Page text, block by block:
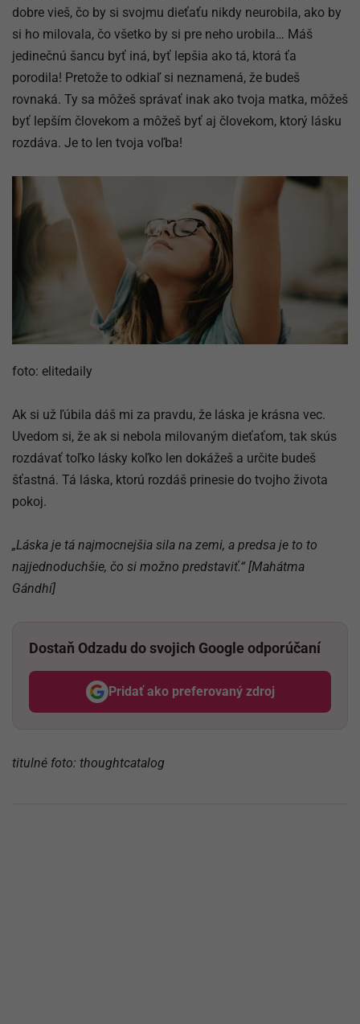
dobre vieš, čo by si svojmu dieťaťu nikdy neurobila, ako by
si ho milovala, čo všetko by si pre neho urobila… Máš
jedinečnú šancu byť iná, byť lepšia ako tá, ktorá ťa
porodila! Pretože to odkiaľ si neznamená, že budeš
rovnaká. Ty sa môžeš správať inak ako tvoja matka, môžeš
byť lepším človekom a môžeš byť aj človekom, ktorý lásku
rozdáva. Je to len tvoja voľba!
foto: elitedaily
Ak si už ľúbila dáš mi za pravdu, že láska je krásna vec.
Uvedom si, že ak si nebola milovaným dieťaťom, tak skús
rozdávať toľko lásky koľko len dokážeš a určite budeš
šťastná. Tá láska, ktorú rozdáš prinesie do tvojho života
pokoj.
„Láska je tá najmocnejšia sila na zemi, a predsa je to to
najjednoduchšie, čo si možno predstaviť.“ [Mahátma
Gándhí]
Dostaň Odzadu do svojich Google odporúčaní
Pridať ako preferovaný zdroj
Odzadu, odkaz sa otvorí v
titulné foto: thoughtcatalog